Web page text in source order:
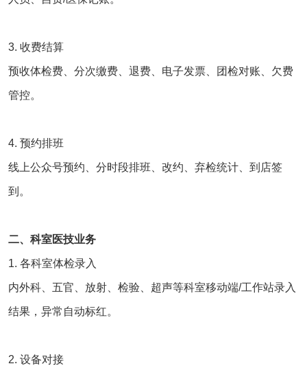
3. 收费结算
预收体检费、分次缴费、退费、电子发票、团检对账、欠费
管控。
4. 预约排班
线上公众号预约、分时段排班、改约、弃检统计、到店签
到。
二、科室医技业务
1. 各科室体检录入
内外科、五官、放射、检验、超声等科室移动端/工作站录入
结果，异常自动标红。
2. 设备对接